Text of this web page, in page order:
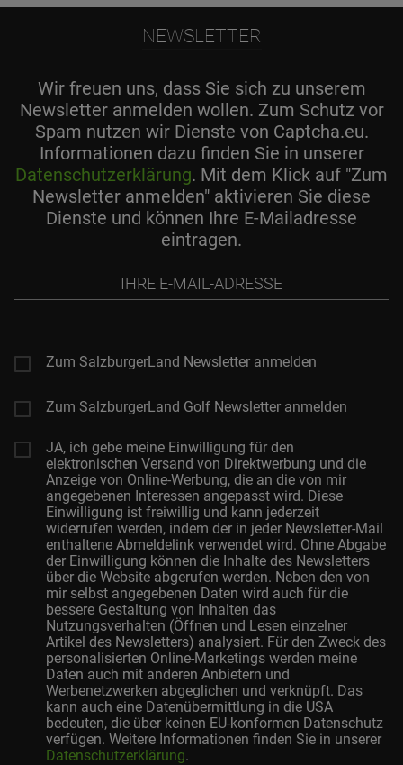
NEWSLETTER
Wir freuen uns, dass Sie sich zu unserem
Newsletter anmelden wollen. Zum Schutz vor
Spam nutzen wir Dienste von Captcha.eu.
Informationen dazu finden Sie in unserer
Datenschutzerklärung. Mit dem Klick auf "Zum
Newsletter anmelden" aktivieren Sie diese
Dienste und können Ihre E-Mailadresse
eintragen.
Mail-
Zum SalzburgerLand Newsletter anmelden
Zum SalzburgerLand Golf Newsletter anmelden
JA, ich gebe meine Einwilligung für den
elektronischen Versand von Direktwerbung und die
Anzeige von Online-Werbung, die an die von mir
angegebenen Interessen angepasst wird. Diese
Einwilligung ist freiwillig und kann jederzeit
widerrufen werden, indem der in jeder Newsletter-Mail
enthaltene Abmeldelink verwendet wird. Ohne Abgabe
der Einwilligung können die Inhalte des Newsletters
über die Website abgerufen werden. Neben den von
mir selbst angegebenen Daten wird auch für die
bessere Gestaltung von Inhalten das
Nutzungsverhalten (Öffnen und Lesen einzelner
Artikel des Newsletters) analysiert. Für den Zweck des
personalisierten Online-Marketings werden meine
Daten auch mit anderen Anbietern und
Werbenetzwerken abgeglichen und verknüpft. Das
kann auch eine Datenübermittlung in die USA
bedeuten, die über keinen EU-konformen Datenschutz
verfügen. Weitere Informationen finden Sie in unserer
Datenschutzerklärung.